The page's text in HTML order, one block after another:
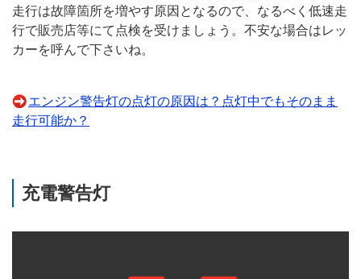
走行は故障箇所を増やす原因となるので、なるべく低速走
行で販売店等にて点検を受けましょう。不安な場合はレッ
カーを呼んで下さいね。
エンジン警告灯の点灯の原因は？点灯中でもそのまま
走行可能か？
充電警告灯